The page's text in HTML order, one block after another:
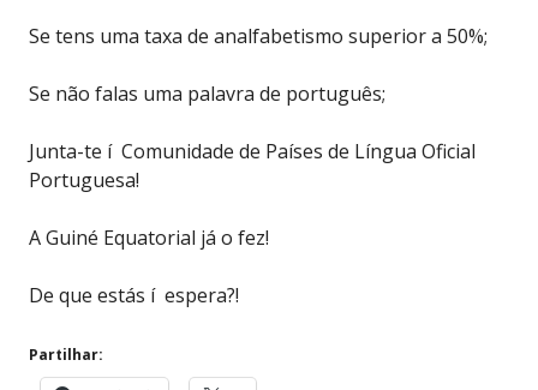
Se tens uma taxa de analfabetismo superior a 50%;
Se não falas uma palavra de português;
Junta-te í Comunidade de Países de Língua Oficial
Portuguesa!
A Guiné Equatorial já o fez!
De que estás í espera?!
Partilhar: